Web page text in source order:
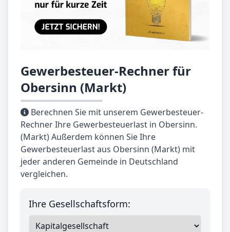
Gewerbesteuer-Rechner für
Obersinn (Markt)
Berechnen Sie mit unserem Gewerbesteuer-
Rechner Ihre Gewerbesteuerlast in Obersinn.
(Markt) Außerdem können Sie Ihre
Gewerbesteuerlast aus Obersinn (Markt) mit
jeder anderen Gemeinde in Deutschland
vergleichen.
Ihre Gesellschaftsform: